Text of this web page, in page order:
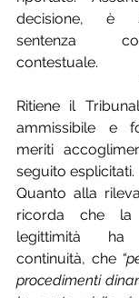
decisione, è
sentenza
contestuale.
Ritiene il
ammissibile e
meriti
seguito esplicitati.
Quanto alla
ricorda che la
legittimità
continuità, che
procedimenti